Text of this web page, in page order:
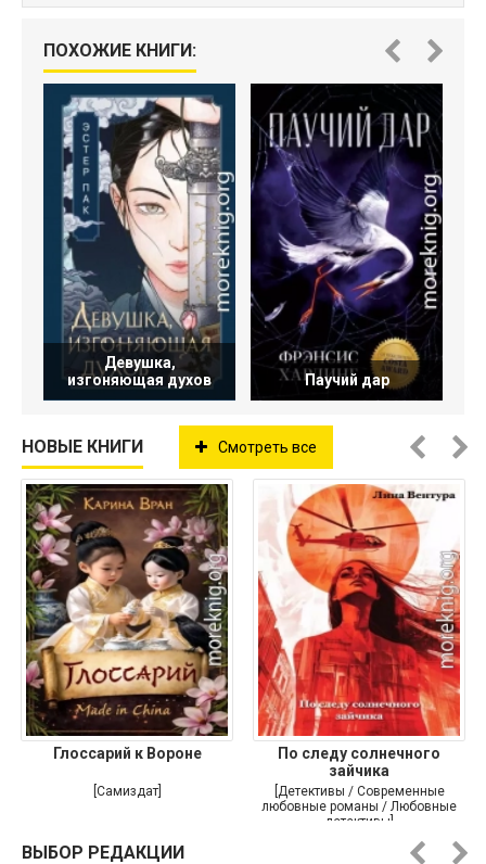
ПОХОЖИЕ КНИГИ:
Девушка,
изгоняющая духов
Паучий дар
НОВЫЕ КНИГИ Смотреть все
Глоссарий к Вороне
[Самиздат]
По следу солнечного
зайчика
[Детективы / Современные
любовные романы / Любовные
детективы]
ВЫБОР РЕДАКЦИИ